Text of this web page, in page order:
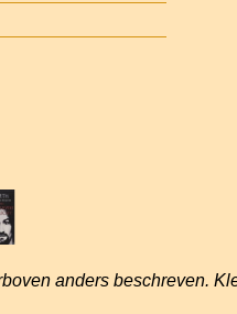
anders beschreven.